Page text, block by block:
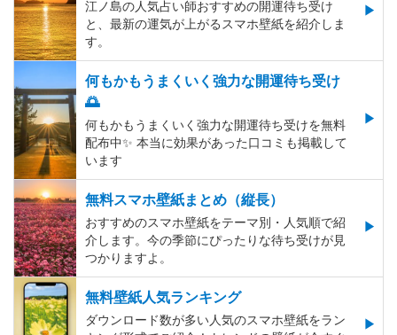
江ノ島の人気占い師おすすめの開運待ち受け
と、最新の運気が上がるスマホ壁紙を紹介しま
す。
何もかもうまくいく強力な開運待ち受け
🌅
何もかもうまくいく強力な開運待ち受けを無料
配布中✨️ 本当に効果があった口コミも掲載して
います
無料スマホ壁紙まとめ（縦長）
おすすめのスマホ壁紙をテーマ別・人気順で紹
介します。今の季節にぴったりな待ち受けが見
つかりますよ。
無料壁紙人気ランキング
ダウンロード数が多い人気のスマホ壁紙をラン